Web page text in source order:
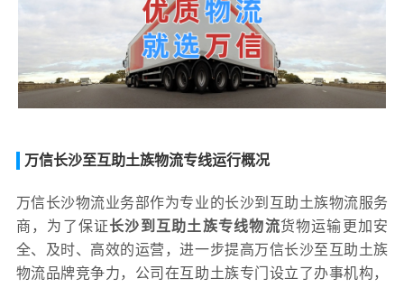
万信长沙至互助土族物流专线运行概况
万信长沙物流业务部作为专业的长沙到互助土族物流服务
商，为了保证长沙到互助土族专线物流货物运输更加安
全、及时、高效的运营，进一步提高万信长沙至互助土族
物流品牌竞争力，公司在互助土族专门设立了办事机构，